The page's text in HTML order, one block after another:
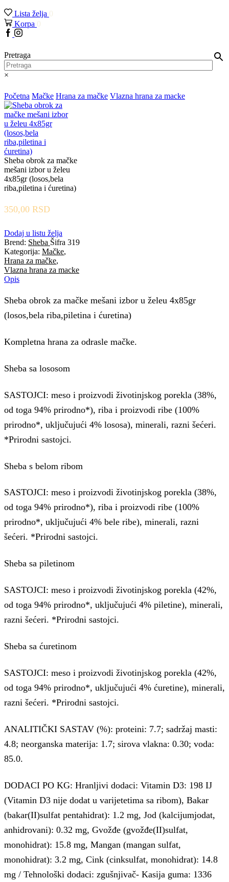
Lista želja 0
Korpa 0
Facebook
Instagram
Pretraga
×
Početna Mačke Hrana za mačke Vlazna hrana za macke
Sheba obrok za mačke
mešani izbor u želeu
4x85gr (losos,bela
riba,piletina i ćuretina)
350,00 RSD
Dodaj u listu želja
Brend: Sheba Šifra 319
Kategorija: Mačke,
Hrana za mačke,
Vlazna hrana za macke
Opis
Sheba obrok za mačke mešani izbor u želeu 4x85gr
(losos,bela riba,piletina i ćuretina)
Kompletna hrana za odrasle mačke.
Sheba sa lososom
SASTOJCI: meso i proizvodi životinjskog porekla (38%,
od toga 94% prirodno*), riba i proizvodi ribe (100%
prirodno*, uključujući 4% lososa), minerali, razni šećeri.
*Prirodni sastojci.
Sheba s belom ribom
SASTOJCI: meso i proizvodi životinjskog porekla (38%,
od toga 94% prirodno*), riba i proizvodi ribe (100%
prirodno*, uključujući 4% bele ribe), minerali, razni
šećeri. *Prirodni sastojci.
Sheba sa piletinom
SASTOJCI: meso i proizvodi životinjskog porekla (42%,
od toga 94% prirodno*, uključujući 4% piletine), minerali,
razni šećeri. *Prirodni sastojci.
Sheba sa ćuretinom
SASTOJCI: meso i proizvodi životinjskog porekla (42%,
od toga 94% prirodno*, uključujući 4% ćuretine), minerali,
razni šećeri. *Prirodni sastojci.
ANALITIČKI SASTAV (%): proteini: 7.7; sadržaj masti:
4.8; neorganska materija: 1.7; sirova vlakna: 0.30; voda:
85.0.
DODACI PO KG: Hranljivi dodaci: Vitamin D3: 198 IJ
(Vitamin D3 nije dodat u varijetetima sa ribom), Bakar
(bakar(II)sulfat pentahidrat): 1.2 mg, Jod (kalcijumjodat,
anhidrovani): 0.32 mg, Gvožđe (gvožđe(II)sulfat,
monohidrat): 15.8 mg, Mangan (mangan sulfat,
monohidrat): 3.2 mg, Cink (cinksulfat, monohidrat): 14.8
mg / Tehnološki dodaci: zgušnjivač- Kasija guma: 1336